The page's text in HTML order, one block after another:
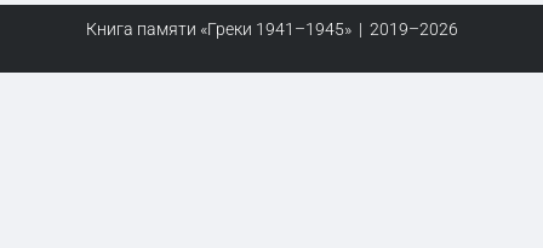
Книга памяти «Греки 1941–1945» | 2019–2026